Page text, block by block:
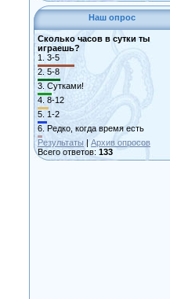
Наш опрос
Сколько часов в сутки ты
играешь?
1. 3-5
2. 5-8
3. Сутками!
4. 8-12
5. 1-2
6. Редко, когда время есть
Результаты | Архив опросов
Всего ответов: 133